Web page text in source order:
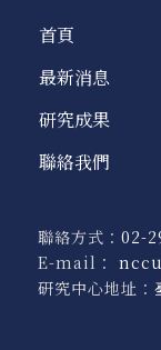
首頁
最新消息
研究成果
聯絡我們
聯絡方式： 02-
E-mail：
研究中心地址：